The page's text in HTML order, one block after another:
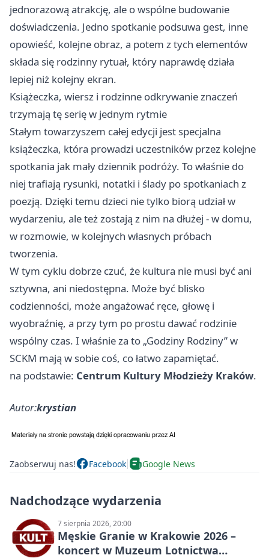
jednorazową atrakcję, ale o wspólne budowanie
doświadczenia. Jedno spotkanie podsuwa gest, inne
opowieść, kolejne obraz, a potem z tych elementów
składa się rodzinny rytuał, który naprawdę działa
lepiej niż kolejny ekran.
Książeczka, wiersz i rodzinne odkrywanie znaczeń
trzymają tę serię w jednym rytmie
Stałym towarzyszem całej edycji jest specjalna
książeczka, która prowadzi uczestników przez kolejne
spotkania jak mały dziennik podróży. To właśnie do
niej trafiają rysunki, notatki i ślady po spotkaniach z
poezją. Dzięki temu dzieci nie tylko biorą udział w
wydarzeniu, ale też zostają z nim na dłużej - w domu,
w rozmowie, w kolejnych własnych próbach
tworzenia.
W tym cyklu dobrze czuć, że kultura nie musi być ani
sztywna, ani niedostępna. Może być blisko
codzienności, może angażować ręce, głowę i
wyobraźnię, a przy tym po prostu dawać rodzinie
wspólny czas. I właśnie za to „Godziny Rodziny” w
SCKM mają w sobie coś, co łatwo zapamiętać.
na podstawie: Centrum Kultury Młodzieży Kraków.
Autor:krystian
Zaobserwuj nas! Facebook Google News
Nadchodzące wydarzenia
7 sierpnia 2026, 20:00
Męskie Granie w Krakowie 2026 –
koncert w Muzeum Lotnictwa